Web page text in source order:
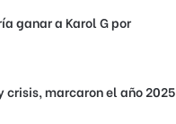
ganar a Karol G por
marcaron el año 2025